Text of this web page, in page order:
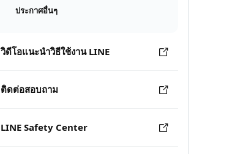
ประกาศอื่นๆ
วิดีโอแนะนำวิธีใช้งาน LINE
ติดต่อสอบถาม
LINE Safety Center